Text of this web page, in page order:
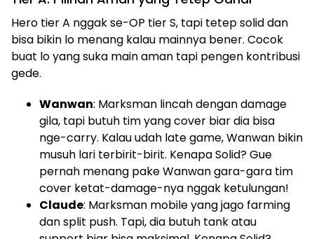
Hero tier A nggak se-OP tier S, tapi tetep solid dan
bisa bikin lo menang kalau mainnya bener. Cocok
buat lo yang suka main aman tapi pengen kontribusi
gede.
Wanwan: Marksman lincah dengan damage
gila, tapi butuh tim yang cover biar dia bisa
nge-carry. Kalau udah late game, Wanwan bikin
musuh lari terbirit-birit. Kenapa Solid? Gue
pernah menang pake Wanwan gara-gara tim
cover ketat-damage-nya nggak ketulungan!
Claude: Marksman mobile yang jago farming
dan split push. Tapi, dia butuh tank atau